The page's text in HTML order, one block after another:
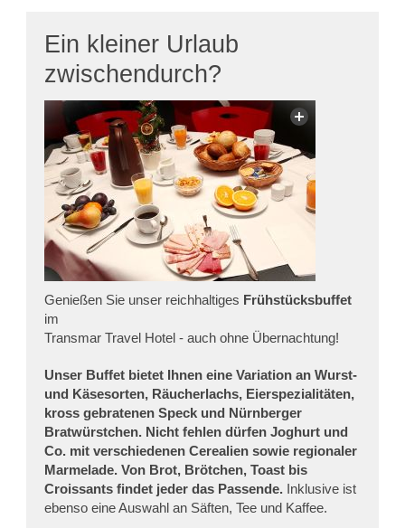
Ein kleiner Urlaub
zwischendurch?
Genießen Sie unser reichhaltiges Frühstücksbuffet
im
Transmar Travel Hotel - auch ohne Übernachtung!
Unser Buffet bietet Ihnen eine Variation an Wurst-
und Käsesorten, Räucherlachs, Eierspezialitäten,
kross gebratenen Speck und Nürnberger
Bratwürstchen. Nicht fehlen dürfen Joghurt und
Co. mit verschiedenen Cerealien sowie regionaler
Marmelade. Von Brot, Brötchen, Toast bis
Croissants findet jeder das Passende.Inklusive ist
ebenso eine Auswahl an Säften, Tee und Kaffee.